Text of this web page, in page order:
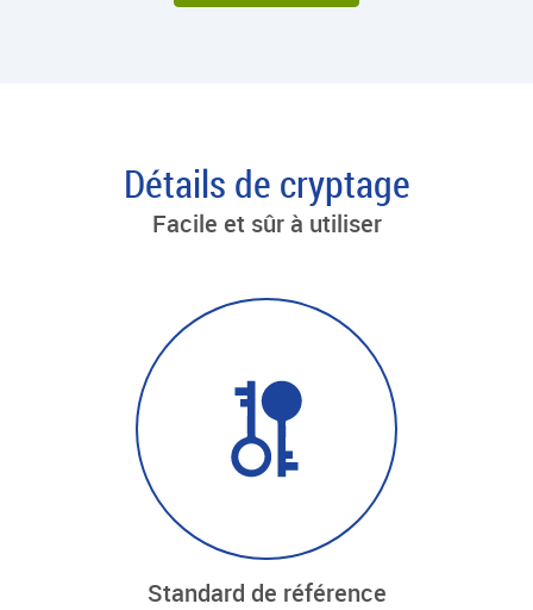
Détails de cryptage
Facile et sûr à utiliser
Standard de référence